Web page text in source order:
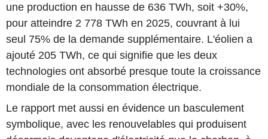
une production en hausse de 636 TWh, soit +30%,
pour atteindre 2 778 TWh en 2025, couvrant à lui
seul 75% de la demande supplémentaire. L'éolien a
ajouté 205 TWh, ce qui signifie que les deux
technologies ont absorbé presque toute la croissance
mondiale de la consommation électrique.
Le rapport met aussi en évidence un basculement
symbolique, avec les renouvelables qui produisent